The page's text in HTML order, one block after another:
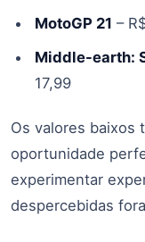
MotoGP 21 –
Middle-earth:
17,99
Os valores baixos
oportunidade
experimentar
despercebidas